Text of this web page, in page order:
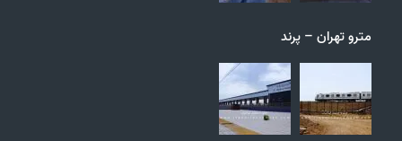
مترو تهران – پرند